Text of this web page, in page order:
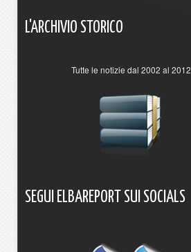
L'ARCHIVIO STORICO
Tutte le notizie dal 2002 al 2012
SEGUI ELBAREPORT SUI SOCIALS